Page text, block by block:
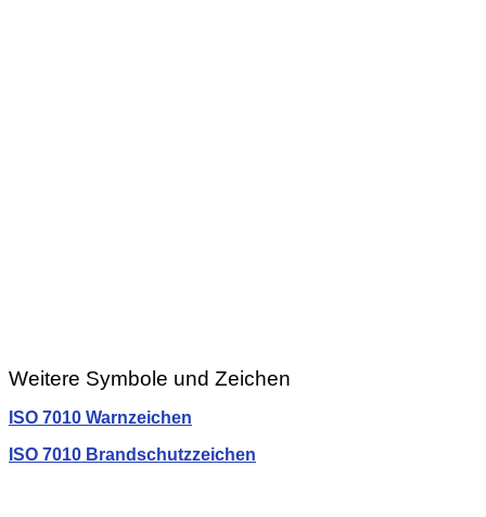
Weitere Symbole und Zeichen
ISO 7010 Warnzeichen
ISO 7010 Brandschutzzeichen